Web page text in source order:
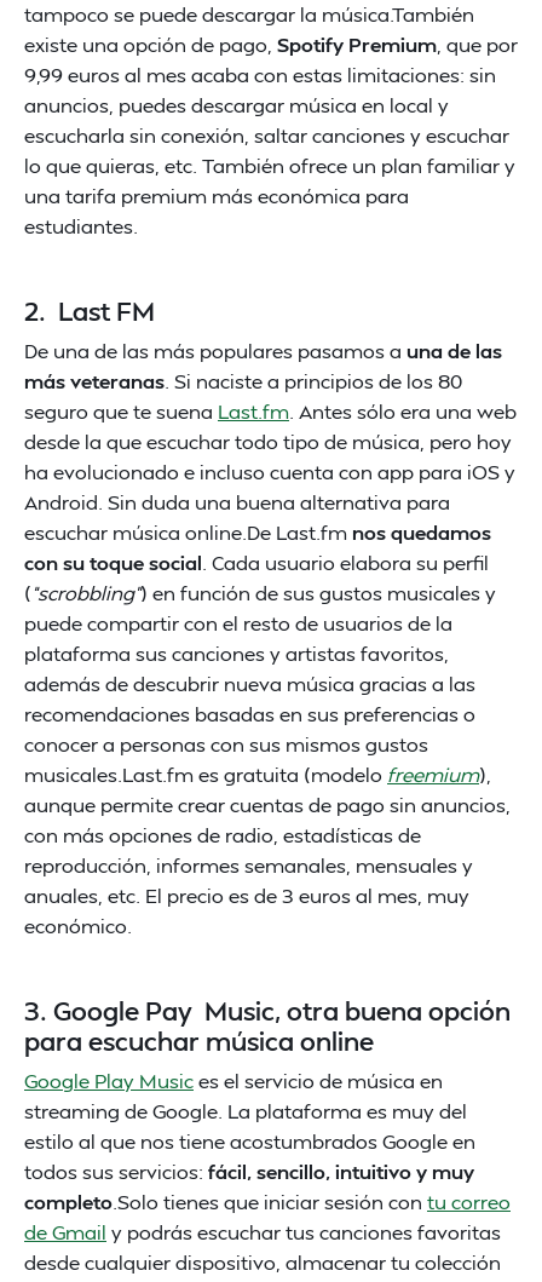
tampoco se puede descargar la música.También
existe una opción de pago, Spotify Premium , que por
9,99 euros al mes acaba con estas limitaciones: sin
anuncios, puedes descargar música en local y
escucharla sin conexión, saltar canciones y escuchar
lo que quieras, etc. También ofrece un plan familiar y
una tarifa premium más económica para
estudiantes.
2. Last FM
De una de las más populares pasamos a una de las
más veteranas . Si naciste a principios de los 80
seguro que te suena Last.fm . Antes sólo era una web
desde la que escuchar todo tipo de música, pero hoy
ha evolucionado e incluso cuenta con app para iOS y
Android. Sin duda una buena alternativa para
escuchar música online.De Last.fm nos quedamos
con su toque social . Cada usuario elabora su perfil
(“scrobbling”) en función de sus gustos musicales y
puede compartir con el resto de usuarios de la
plataforma sus canciones y artistas favoritos,
además de descubrir nueva música gracias a las
recomendaciones basadas en sus preferencias o
conocer a personas con sus mismos gustos
musicales.Last.fm es gratuita (modelo freemium),
aunque permite crear cuentas de pago sin anuncios,
con más opciones de radio, estadísticas de
reproducción, informes semanales, mensuales y
anuales, etc. El precio es de 3 euros al mes, muy
económico.
3. Google Pay Music, otra buena opción
para escuchar música online
Google Play Musices el servicio de música en
streaming de Google. La plataforma es muy del
estilo al que nos tiene acostumbrados Google en
todos sus servicios: fácil, sencillo, intuitivo y muy
completo.Solo tienes que iniciar sesión con tu correo
de Gmail y podrás escuchar tus canciones favoritas
desde cualquier dispositivo, almacenar tu colección